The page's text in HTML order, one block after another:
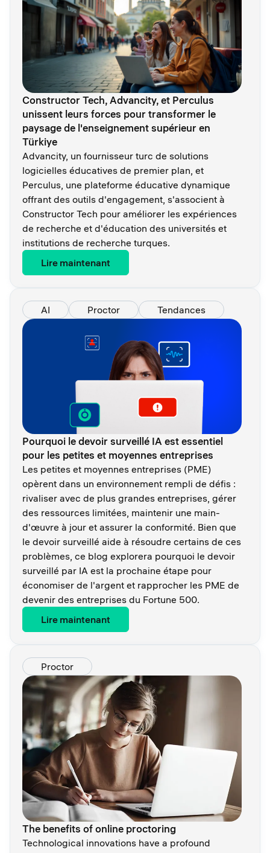
Constructor Tech, Advancity, et Perculus
unissent leurs forces pour transformer le
paysage de l'enseignement supérieur en
Türkiye
Advancity, un fournisseur turc de solutions
logicielles éducatives de premier plan, et
Perculus, une plateforme éducative dynamique
offrant des outils d'engagement, s'associent à
Constructor Tech pour améliorer les expériences
de recherche et d'éducation des universités et
institutions de recherche turques.
Lire maintenant
AI Proctor Tendances
Pourquoi le devoir surveillé IA est essentiel
pour les petites et moyennes entreprises
Les petites et moyennes entreprises (PME)
opèrent dans un environnement rempli de défis :
rivaliser avec de plus grandes entreprises, gérer
des ressources limitées, maintenir une main-
d'œuvre à jour et assurer la conformité. Bien que
le devoir surveillé aide à résoudre certains de ces
problèmes, ce blog explorera pourquoi le devoir
surveillé par IA est la prochaine étape pour
économiser de l'argent et rapprocher les PME de
devenir des entreprises du Fortune 500.
Lire maintenant
Proctor
The benefits of online proctoring
Technological innovations have a profound